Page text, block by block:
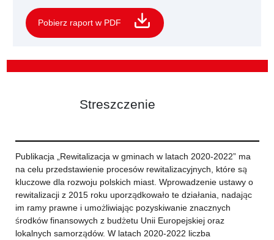
Pobierz raport w PDF
Streszczenie
Publikacja „Rewitalizacja w gminach w latach 2020-2022” ma
na celu przedstawienie procesów rewitalizacyjnych, które są
kluczowe dla rozwoju polskich miast. Wprowadzenie ustawy o
rewitalizacji z 2015 roku uporządkowało te działania, nadając
im ramy prawne i umożliwiając pozyskiwanie znacznych
środków finansowych z budżetu Unii Europejskiej oraz
lokalnych samorządów. W latach 2020-2022 liczba